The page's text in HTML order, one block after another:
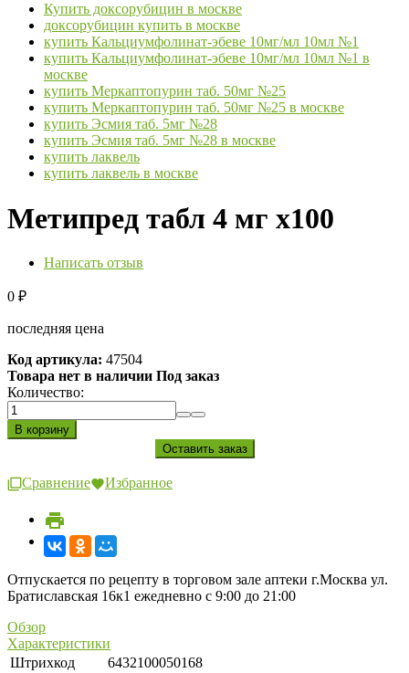
Купить доксорубицин в москве
доксорубицин купить в москве
купить Кальциумфолинат-эбеве 10мг/мл 10мл №1
купить Кальциумфолинат-эбеве 10мг/мл 10мл №1 в
москве
купить Меркаптопурин таб. 50мг №25
купить Меркаптопурин таб. 50мг №25 в москве
купить Эсмия таб. 5мг №28
купить Эсмия таб. 5мг №28 в москве
купить лаквель
купить лаквель в москве
Метипред табл 4 мг х100
Написать отзыв
0 ₽
последняя цена
Код артикула: 47504
Товара нет в наличии Под заказ
Количество:
Сравнение Избранное
Отпускается по рецепту в торговом зале аптеки г.Москва ул.
Братиславская 16к1 ежедневно с 9:00 до 21:00
Обзор
Характеристики
Штрихкод
6432100050168